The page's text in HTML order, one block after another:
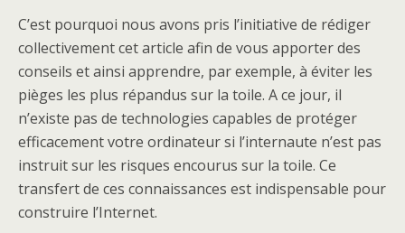
C’est pourquoi nous avons pris l’initiative de rédiger
collectivement cet article afin de vous apporter des
conseils et ainsi apprendre, par exemple, à éviter les
pièges les plus répandus sur la toile. A ce jour, il
n’existe pas de technologies capables de protéger
efficacement votre ordinateur si l’internaute n’est pas
instruit sur les risques encourus sur la toile. Ce
transfert de ces connaissances est indispensable pour
construire l’Internet.